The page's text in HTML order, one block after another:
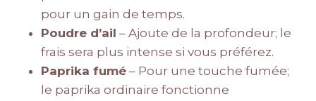
pour un gain de temps.
Poudre d’ail – Ajoute de la profondeur; le
frais sera plus intense si vous préférez.
Paprika fumé – Pour une touche fumée;
le paprika ordinaire fonctionne